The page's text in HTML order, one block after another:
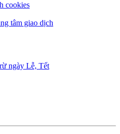
cookies
tâm giao dịch
ngày Lễ, Tết